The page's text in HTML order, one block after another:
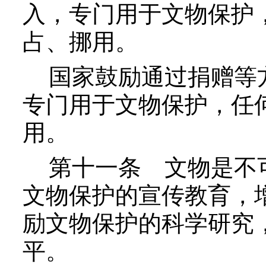
入，专门用于文物保
占、挪用。
国家鼓励通过捐赠等
专门用于文物保护，任
用。
第十一条 文物是不
文物保护的宣传教育，
励文物保护的科学研究
平。